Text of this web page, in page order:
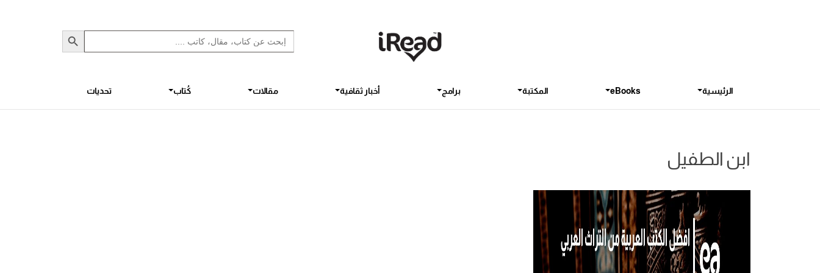
Search
for:
Search Button
الرئيسية eBooks المكتبة برامج أخبار ثقافية مقالات كُتاب تحديات
ابن الطفيل